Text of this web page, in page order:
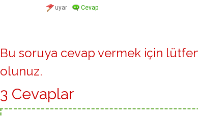
Bu soruya cevap vermek için
olunuz.
3 Cevaplar